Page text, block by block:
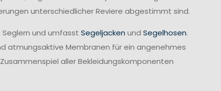
unterschiedlicher Reviere abgestimmt sind.
und umfasst Segeljacken und Segelhosen.
atmungsaktive Membranen für ein angenehmes
aller Bekleidungskomponenten